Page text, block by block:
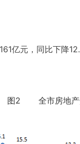
亿元，同比下降
图2 全市房地产